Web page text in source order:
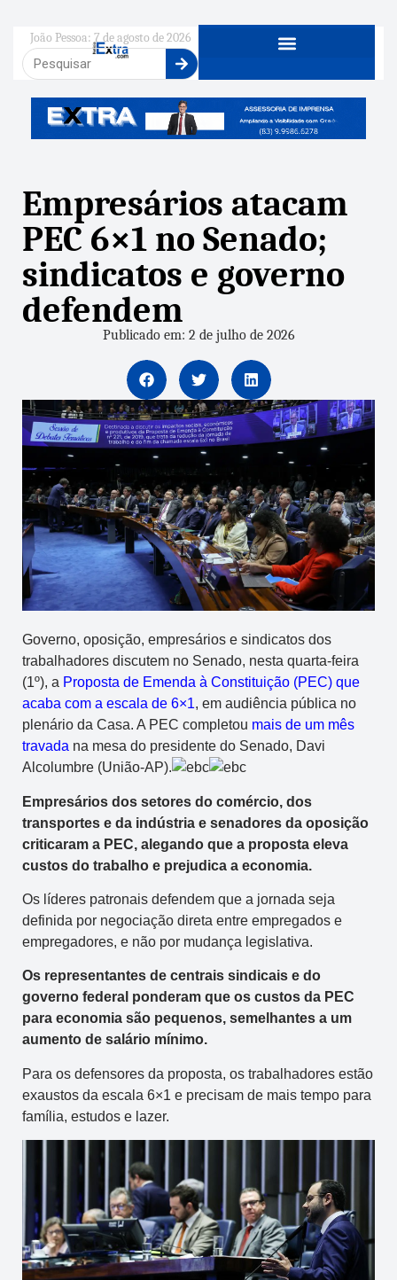
João Pessoa: 7 de agosto de 2026
Empresários atacam
PEC 6×1 no Senado;
sindicatos e governo
defendem
Publicado em: 2 de julho de 2026
Governo, oposição, empresários e sindicatos dos
trabalhadores discutem no Senado, nesta quarta-feira
(1º), a Proposta de Emenda à Constituição (PEC) que
acaba com a escala de 6×1, em audiência pública no
plenário da Casa. A PEC completou mais de um mês
travada na mesa do presidente do Senado, Davi
Alcolumbre (União-AP).
Empresários dos setores do comércio, dos
transportes e da indústria e senadores da oposição
criticaram a PEC, alegando que a proposta eleva
custos do trabalho e prejudica a economia.
Os líderes patronais defendem que a jornada seja
definida por negociação direta entre empregados e
empregadores, e não por mudança legislativa.
Os representantes de centrais sindicais e do
governo federal ponderam que os custos da PEC
para economia são pequenos, semelhantes a um
aumento de salário mínimo.
Para os defensores da proposta, os trabalhadores estão
exaustos da escala 6×1 e precisam de mais tempo para
família, estudos e lazer.